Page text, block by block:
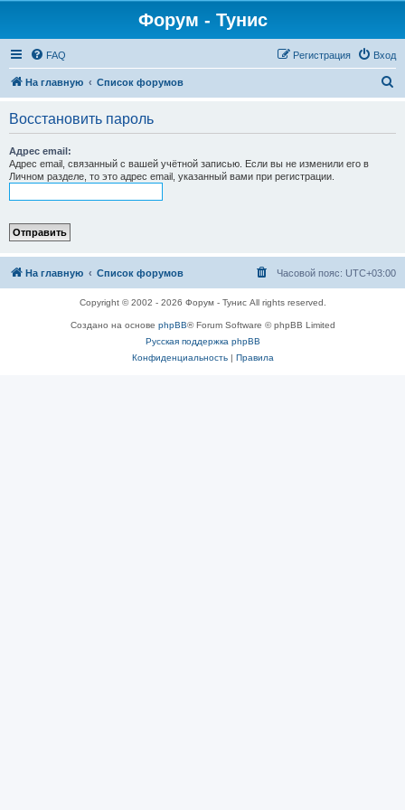
Форум - Тунис
FAQ Вход
Регистрация
На главную Список форумов
Восстановить пароль
Адрес email:
Адрес email, связанный с вашей учётной записью. Если вы не изменили его в
Личном разделе, то это адрес email, указанный вами при регистрации.
На главную Список форумов Часовой пояс: UTC+03:00
Copyright © 2002 - 2026 Форум - Тунис All rights reserved.
Создано на основе phpBB® Forum Software © phpBB Limited
Русская поддержка phpBB
Конфиденциальность| Правила